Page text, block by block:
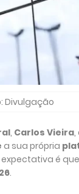
Divulgação
, Carlos Vieira,
a sua própria
expectativa é
.